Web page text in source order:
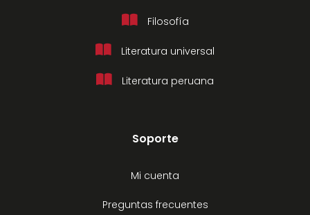
Filosofía
Literatura universal
Literatura peruana
Soporte
Mi cuenta
Preguntas frecuentes